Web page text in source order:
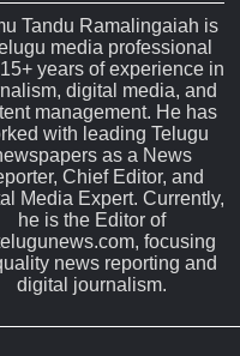
Tandu Ramalingaiah is
media professional
years of experience in
digital media, and
management. He has
with leading Telugu
as a News
Chief Editor, and
Media Expert. Currently,
he is the Editor of
focusing
news reporting and
digital journalism.